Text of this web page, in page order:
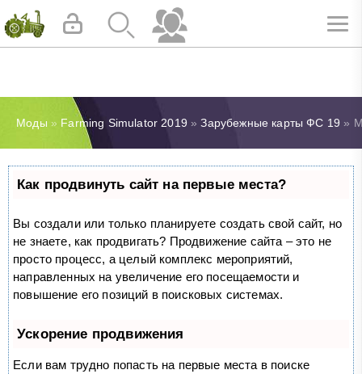
Моды » Farming Simulator 2019 »Зарубежные карты ФС 19 »
Как продвинуть сайт на первые места?
Вы создали или только планируете создать свой сайт, но
не знаете, как продвигать? Продвижение сайта – это не
просто процесс, а целый комплекс мероприятий,
направленных на увеличение его посещаемости и
повышение его позиций в поисковых системах.
Ускорение продвижения
Если вам трудно попасть на первые места в поиске